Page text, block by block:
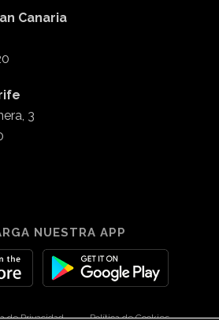
Canaria
3
NUESTRA APP
de Privacidad Política de Cookies